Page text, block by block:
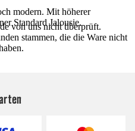
modern. Mit höherer
Standard Jalousie.
von uns nicht überprüft.
stammen, die die Ware nicht